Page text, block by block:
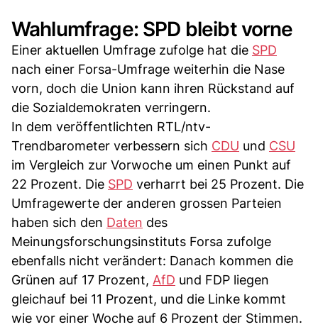
Wahlumfrage: SPD bleibt vorne
Einer aktuellen Umfrage zufolge hat die SPD
nach einer Forsa-Umfrage weiterhin die Nase
vorn, doch die Union kann ihren Rückstand auf
die Sozialdemokraten verringern.
In dem veröffentlichten RTL/ntv-
Trendbarometer verbessern sich CDU und CSU
im Vergleich zur Vorwoche um einen Punkt auf
22 Prozent. Die SPD verharrt bei 25 Prozent. Die
Umfragewerte der anderen grossen Parteien
haben sich den Daten des
Meinungsforschungsinstituts Forsa zufolge
ebenfalls nicht verändert: Danach kommen die
Grünen auf 17 Prozent, AfD und FDP liegen
gleichauf bei 11 Prozent, und die Linke kommt
wie vor einer Woche auf 6 Prozent der Stimmen.